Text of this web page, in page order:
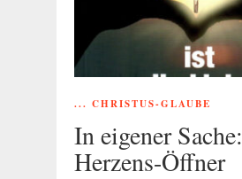
... CHRISTUS-GLAUBE
In eigener Sache:
Herzens-Öffner